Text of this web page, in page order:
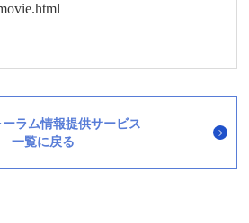
ラム情報提供サービス
一覧に戻る